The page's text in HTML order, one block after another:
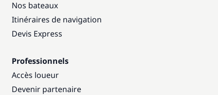
Nos bateaux
Itinéraires de navigation
Devis Express
Professionnels
Accès loueur
Devenir partenaire